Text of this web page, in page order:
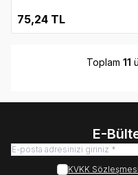
75,24 TL
Toplam 11
E-
KVKK